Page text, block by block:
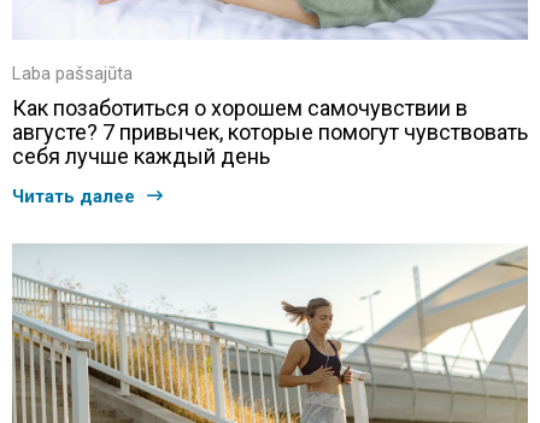
Laba pašsajūta
Как позаботиться о хорошем самочувствии в
августе? 7 привычек, которые помогут чувствовать
себя лучше каждый день
Читать далее